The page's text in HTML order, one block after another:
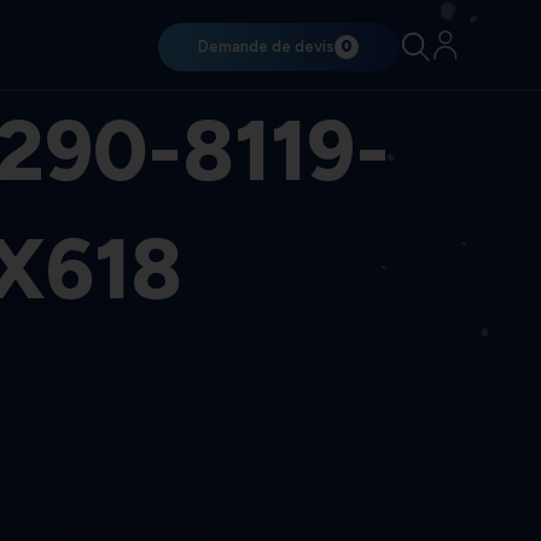
Demande de devis 0
8119-